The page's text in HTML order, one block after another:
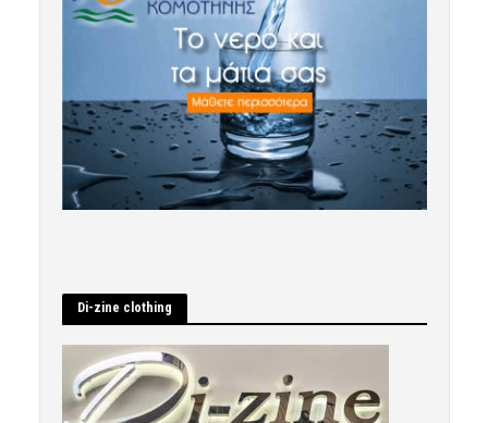
Di-zine clothing